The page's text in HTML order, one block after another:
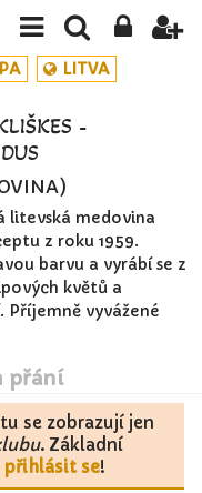
LITVA
-
litevská medovina
z roku 1959.
barvu a vyrábí se z
květů a
vyvážené
přání
se zobrazují jen
. Základní
přihlásit se!